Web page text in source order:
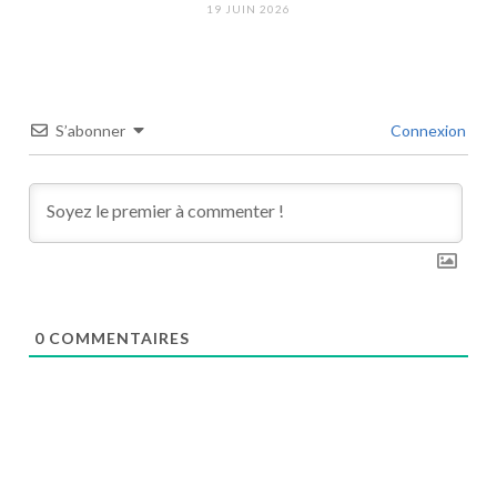
19 JUIN 2026
S’abonner Connexion
0 COMMENTAIRES